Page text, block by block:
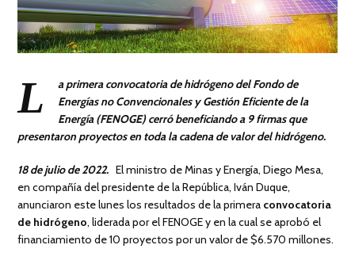
L
a primera convocatoria de hidrógeno del Fondo de
Energías no Convencionales y Gestión Eficiente de la
Energía (FENOGE) cerró beneficiando a 9 firmas que
presentaron proyectos en toda la cadena de valor del hidrógeno.
18 de julio de 2022. El ministro de Minas y Energía, Diego Mesa,
en compañía del presidente de la República, Iván Duque,
anunciaron este lunes los resultados de la primera convocatoria
de hidrógeno, liderada por el FENOGE y en la cual se aprobó el
financiamiento de 10 proyectos por un valor de $6.570 millones.